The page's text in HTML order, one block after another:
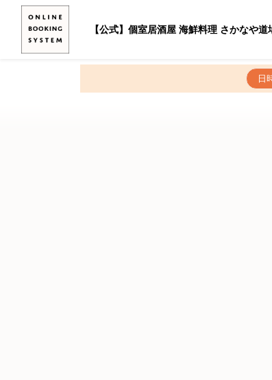
【公式】個室居酒屋 海鮮料理 さかなや
日